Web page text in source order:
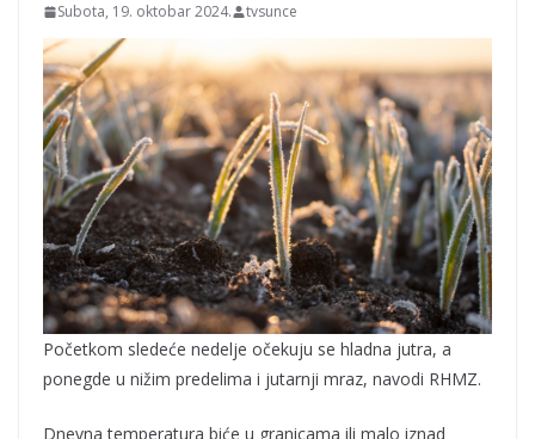
Subota, 19. oktobar 2024. tvsunce
Početkom sledeće nedelje očekuju se hladna jutra, a
ponegde u nižim predelima i jutarnji mraz, navodi RHMZ.
Dnevna temperatura biće u granicama ili malo iznad